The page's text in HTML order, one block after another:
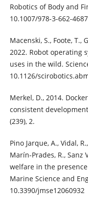
Robotics of Body and
10.1007/978-3-662-
Macenski, S., Foote, T.,
2022. Robot operating
uses in the wild.
10.1126/
Merkel, D., 2014.
consistent
(239), 2.
Pino Jarque, A., Vidal,
Marín-Prades, R., Sanz
welfare in the
Marine Science and
10.3390/jmse12060932